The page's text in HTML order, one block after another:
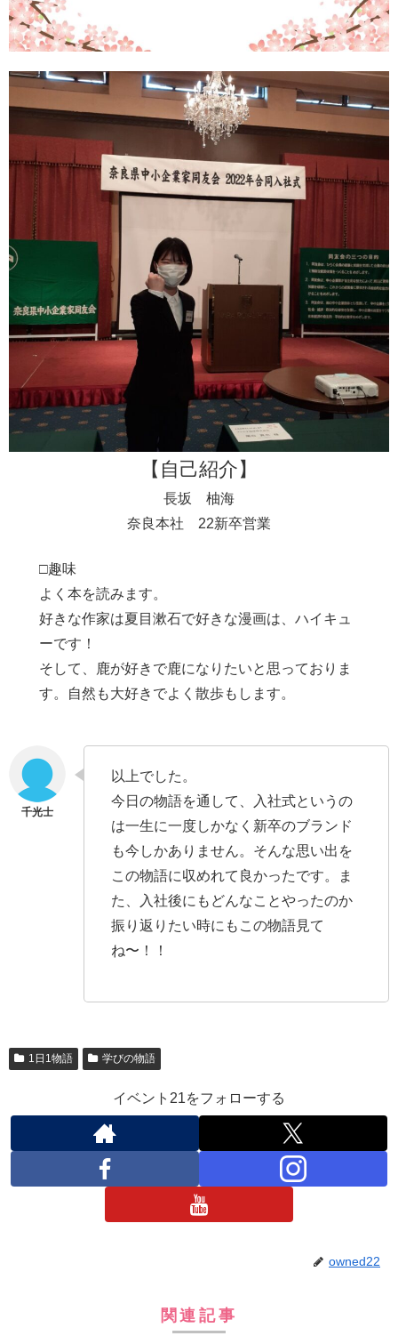
【自己紹介】
長坂 柚海
奈良本社 22新卒営業
□趣味
よく本を読みます。
好きな作家は夏目漱石で好きな漫画は、ハイキュ
ーです！
そして、鹿が好きで鹿になりたいと思っておりま
す。自然も大好きでよく散歩もします。
以上でした。
今日の物語を通して、入社式というの
は一生に一度しかなく新卒のブランド
も今しかありません。そんな思い出を
この物語に収めれて良かったです。ま
た、入社後にもどんなことやったのか
振り返りたい時にもこの物語見て
ね〜！！
1日1物語 学びの物語
イベント21をフォローする
owned22
関連記事